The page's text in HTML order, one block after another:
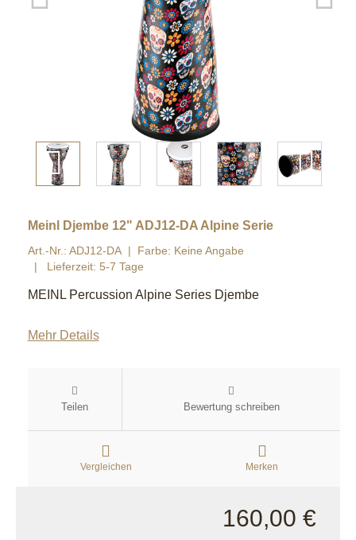
Meinl Djembe 12" ADJ12-DA Alpine Serie
Art.-Nr.: ADJ12-DA
Farbe: Keine Angabe
Lieferzeit: 5-7 Tage
MEINL Percussion Alpine Series Djembe
Mehr Details
Teilen Bewertung schreiben
Vergleichen Merken
160,00 €